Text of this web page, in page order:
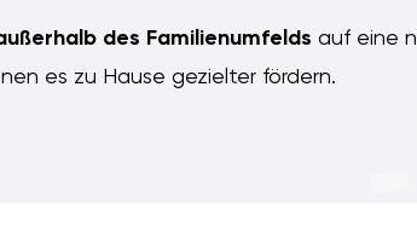
des Familienumfelds auf eine
es zu Hause gezielter fördern.